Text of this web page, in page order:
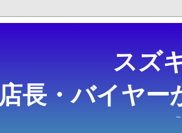
スズ
店長・バイヤー